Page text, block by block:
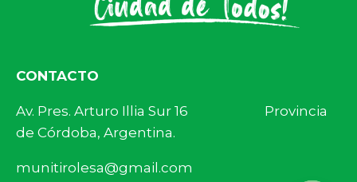
CONTACTO
Av. Pres. Arturo Illia Sur 16 Provincia
de Córdoba, Argentina.
munitirolesa@gmail.com